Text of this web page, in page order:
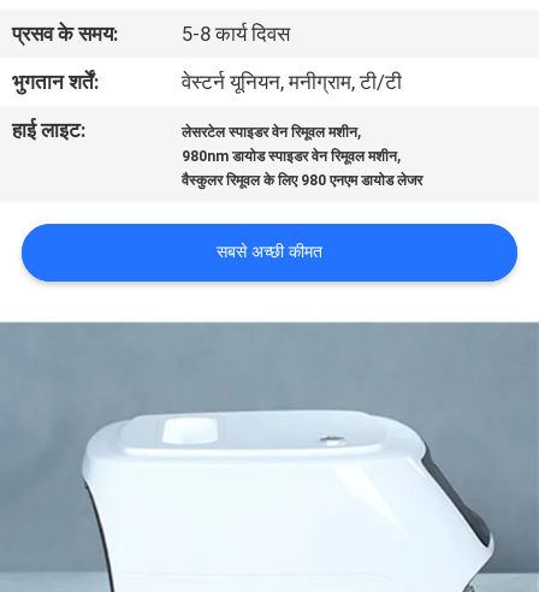
गुणवत्ता
नियंत्रण
PRIVACY
POLICY
प्रसव के समय:
5-8 कार्य दिवस
भुगतान शर्तें:
वेस्टर्न यूनियन, मनीग्राम, टी/टी
हाई लाइट:
लेसरटेल स्पाइडर वेन रिमूवल मशीन,
980nm डायोड स्पाइडर वेन रिमूवल मशीन,
वैस्कुलर रिमूवल के लिए 980 एनएम डायोड लेजर
सबसे अच्छी कीमत